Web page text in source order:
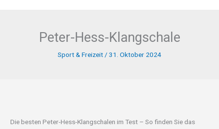
Peter-Hess-Klangschale
Sport & Freizeit / 31. Oktober 2024
Die besten Peter-Hess-Klangschalen im Test – So finden Sie das